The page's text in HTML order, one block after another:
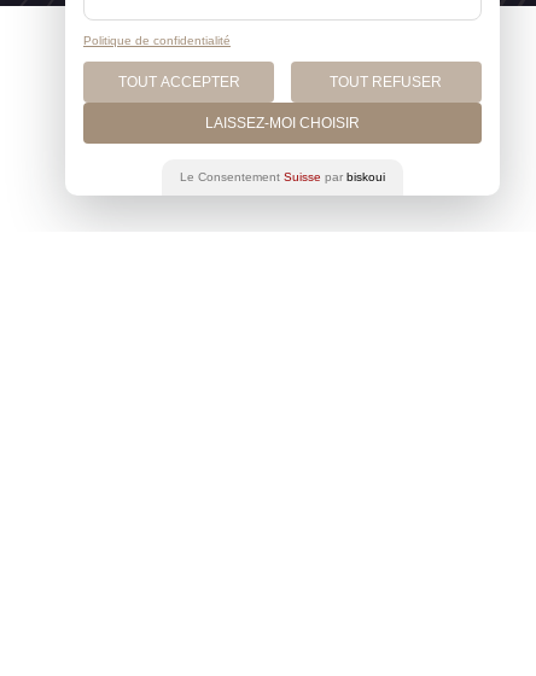
Politique de confidentialité
TOUT ACCEPTER TOUT REFUSER
LAISSEZ-MOI CHOISIR
Le Consentement Suisse par biskoui